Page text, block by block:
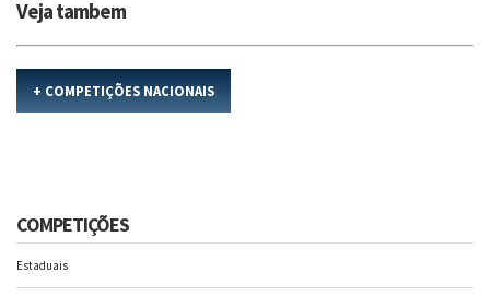
Veja tambem
+ COMPETIÇÕES NACIONAIS
COMPETIÇÕES
Estaduais